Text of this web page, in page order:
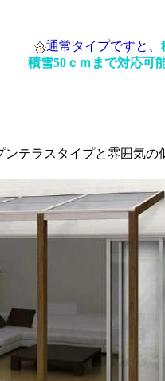
通常タイプですと、
積雪50ｃｍまで対応可
テラスタイプと雰囲気の